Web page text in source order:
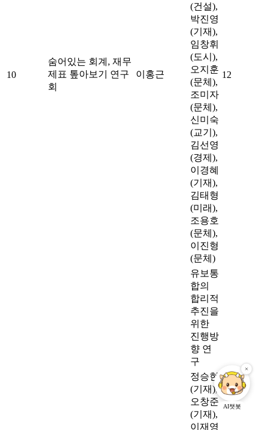
10
숨어있는 회계, 재무
제표 톺아보기 연구
회
이홍근 12
(건설),
박진영
(기재),
임창휘
(도시),
오지훈
(문체),
조미자
(문체),
신미숙
(교기),
김선영
(경제),
이경혜
(기재),
김태형
(미래),
조용호
(문체),
이진형
(문체)
유보통
합의
합리적
추진을
위한
진행방
향 연
구
정승현
(기재),
오창준
(기재),
이재영
AI챗봇